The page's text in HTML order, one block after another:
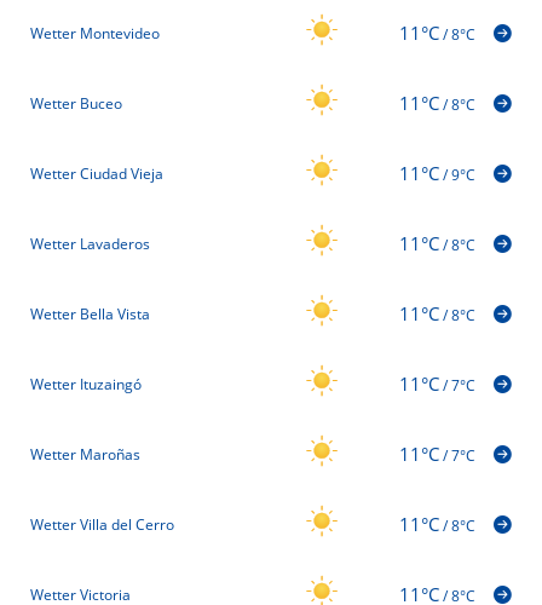
Wetter Montevideo 11°C/8°C
Wetter Buceo 11°C/8°C
Wetter Ciudad Vieja 11°C/9°C
Wetter Lavaderos 11°C/8°C
Wetter Bella Vista 11°C/8°C
Wetter Ituzaingó 11°C/7°C
Wetter Maroñas 11°C/7°C
Wetter Villa del Cerro 11°C/8°C
Wetter Victoria 11°C/8°C